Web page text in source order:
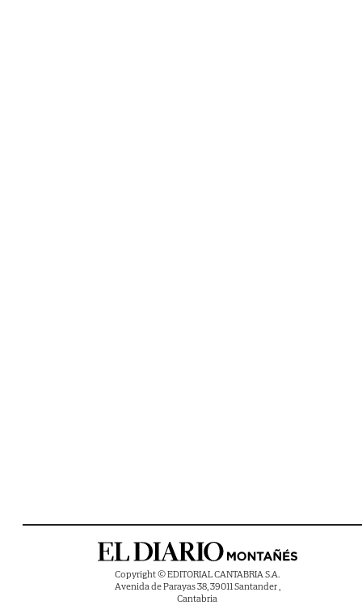
Copyright © EDITORIAL CANTABRIA S.A.
Avenida de Parayas 38, 39011 Santander ,
Cantabria